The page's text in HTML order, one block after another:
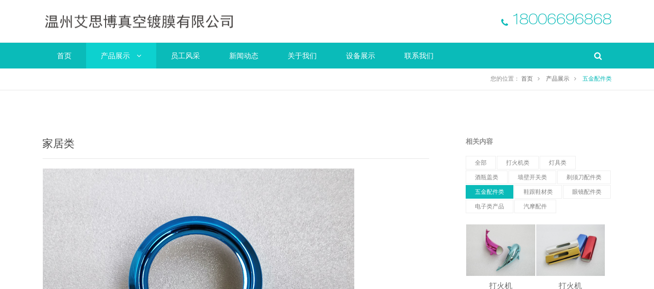
18006696868
首页 产品展示 员工风采 新闻动态 关于我们 设备展示 联系我们
您的位置： 首页 产品展示 五金配件类
家居类 相关内容
全部 打火机类 灯具类
酒瓶盖类 墙壁开关类 剃须刀配件类
五金配件类 鞋跟鞋材类 眼镜配件类
电子类产品 汽摩配件
打火机 打火机